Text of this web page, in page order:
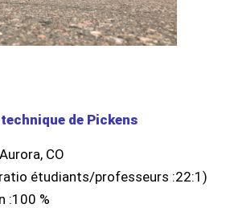
de Pickens
CO
étudiants/professeurs :22:1)
:100 %